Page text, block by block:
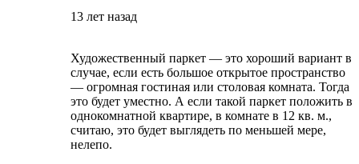
13 лет назад
Художественный паркет — это хороший вариант в
случае, если есть большое открытое пространство
— огромная гостиная или столовая комната. Тогда
это будет уместно. А если такой паркет положить в
однокомнатной квартире, в комнате в 12 кв. м.,
считаю, это будет выглядеть по меньшей мере,
нелепо.